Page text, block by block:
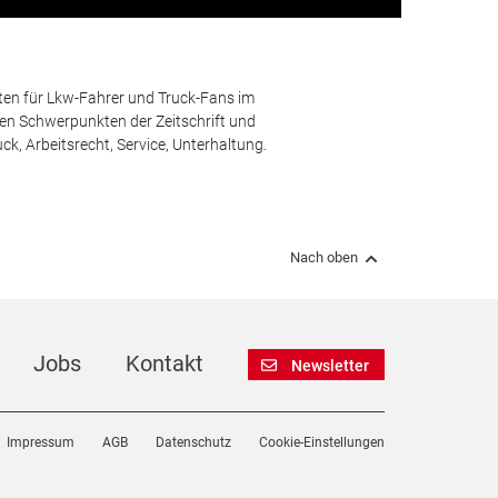
für Lkw-Fahrer und Truck-Fans im
Schwerpunkten der Zeitschrift und
Arbeitsrecht, Service, Unterhaltung.
Nach oben
Jobs Kontakt Newsletter
Impressum AGB Datenschutz Cookie-Einstellungen